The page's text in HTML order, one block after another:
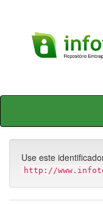
Skip
Use este
http://